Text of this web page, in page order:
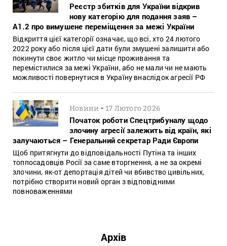
Реєстр збитків для України відкрив
нову категорію для подання заяв –
A1.2 про вимушене переміщення за межі України
Відкриття цієї категорії означає, що всі, хто 24 лютого
2022 року або після цієї дати були змушені залишити або
покинути своє житло чи місце проживання та
перемістилися за межі України, або не мали чи не мають
можливості повернутися в Україну внаслідок агресії РФ
Новини -17 Лютого 2026
Початок роботи Спецтрибуналу щодо
злочину агресії залежить від країн, які
залучаються – Генеральний секретар Ради Європи
Щоб притягнути до відповідальності Путіна та інших
топпосадовців Росії за саме вторгнення, а не за окремі
злочини, як-от депортація дітей чи вбивство цивільних,
потрібно створити новий орган з відповідними
повноваженнями
Архів